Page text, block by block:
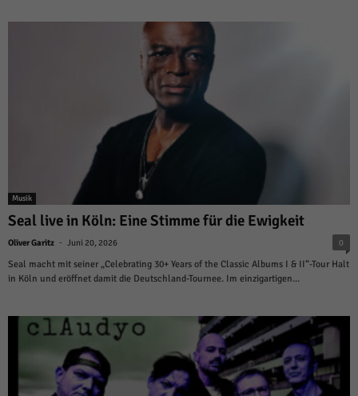
Musik
Seal live in Köln: Eine Stimme für die Ewigkeit
Oliver Garitz - Juni 20, 2026 0
Seal macht mit seiner „Celebrating 30+ Years of the Classic Albums I & II“-Tour Halt
in Köln und eröffnet damit die Deutschland-Tournee. Im einzigartigen...